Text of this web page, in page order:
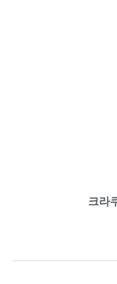
크라